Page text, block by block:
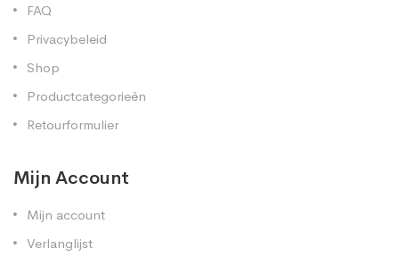
FAQ
Privacybeleid
Shop
Productcategorieën
Retourformulier
Mijn Account
Mijn account
Verlanglijst